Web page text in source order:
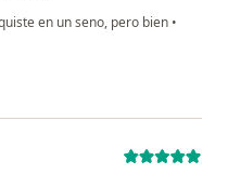
en un seno, pero bien •